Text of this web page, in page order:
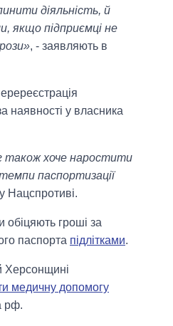
діяльність, й
якщо підприємці не
, - заявляють в
наявності у власника
також хоче наростити
паспортизації
Нацспротиві.
обіцяють гроші за
паспорта підлітками.
Херсонщині
медичну допомогу
рф.